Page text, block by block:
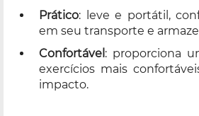
Prático: leve e portátil,
em seu transporte e
Confortável : proporciona
exercícios mais
impacto.